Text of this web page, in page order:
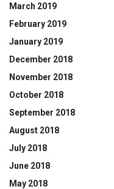
March 2019
February 2019
January 2019
December 2018
November 2018
October 2018
September 2018
August 2018
July 2018
June 2018
May 2018